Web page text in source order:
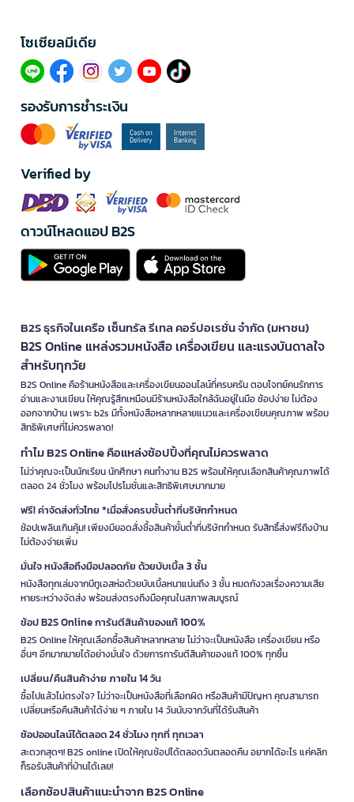
โซเซียลมีเดีย​
รองรับการชำระเงิน
Verified by
ดาวน์โหลดแอป B2S
B2S ธุรกิจในเครือ เซ็นทรัล รีเทล คอร์ปอเรชั่น จำกัด (มหาชน)
B2S Online แหล่งรวมหนังสือ เครื่องเขียน และแรงบันดาลใจ
สำหรับทุกวัย
B2S Online คือร้านหนังสือและเครื่องเขียนออนไลน์ที่ครบครัน ตอบโจทย์คนรักการ
อ่านและงานเขียน ให้คุณรู้สึกเหมือนมีร้านหนังสือใกล้ฉันอยู่ในมือ ช้อปง่าย ไม่ต้อง
ออกจากบ้าน เพราะ b2s มีทั้งหนังสือหลากหลายแนวและเครื่องเขียนคุณภาพ พร้อม
สิทธิพิเศษที่ไม่ควรพลาด!
ทำไม B2S Online คือแหล่งช้อปปิ้งที่คุณไม่ควรพลาด
ไม่ว่าคุณจะเป็นนักเรียน นักศึกษา คนทำงาน B2S พร้อมให้คุณเลือกสินค้าคุณภาพได้
ตลอด 24 ชั่วโมง พร้อมโปรโมชั่นและสิทธิพิเศษมากมาย
ฟรี! ค่าจัดส่งทั่วไทย *เมื่อสั่งครบขั้นต่ำที่บริษัทกำหนด
ช้อปเพลินเกินคุ้ม! เพียงมียอดสั่งซื้อสินค้าขั้นต่ำที่บริษัทกำหนด รับสิทธิ์ส่งฟรีถึงบ้าน
ไม่ต้องจ่ายเพิ่ม
มั่นใจ หนังสือถึงมือปลอดภัย ด้วยบับเบิ้ล 3 ชั้น
หนังสือทุกเล่มจากบีทูเอสห่อด้วยบับเบิ้ลหนาแน่นถึง 3 ชั้น หมดกังวลเรื่องความเสีย
หายระหว่างจัดส่ง พร้อมส่งตรงถึงมือคุณในสภาพสมบูรณ์
ช้อป B2S Online การันตีสินค้าของแท้ 100%
B2S Online ให้คุณเลือกซื้อสินค้าหลากหลาย ไม่ว่าจะเป็นหนังสือ เครื่องเขียน หรือ
อื่นๆ อีกมากมายได้อย่างมั่นใจ ด้วยการการันตีสินค้าของแท้ 100% ทุกชิ้น
เปลี่ยน/คืนสินค้าง่าย ภายใน 14 วัน
ซื้อไปแล้วไม่ตรงใจ? ไม่ว่าจะเป็นหนังสือที่เลือกผิด หรือสินค้ามีปัญหา คุณสามารถ
เปลี่ยนหรือคืนสินค้าได้ง่าย ๆ ภายใน 14 วันนับจากวันที่ได้รับสินค้า
ช้อปออนไลน์ได้ตลอด 24 ชั่วโมง ทุกที่ ทุกเวลา
สะดวกสุดๆ! B2S online เปิดให้คุณช้อปได้ตลอดวันตลอดคืน อยากได้อะไร แค่คลิก
ก็รอรับสินค้าที่บ้านได้เลย!
เลือกช้อปสินค้าแนะนำจาก B2S Online